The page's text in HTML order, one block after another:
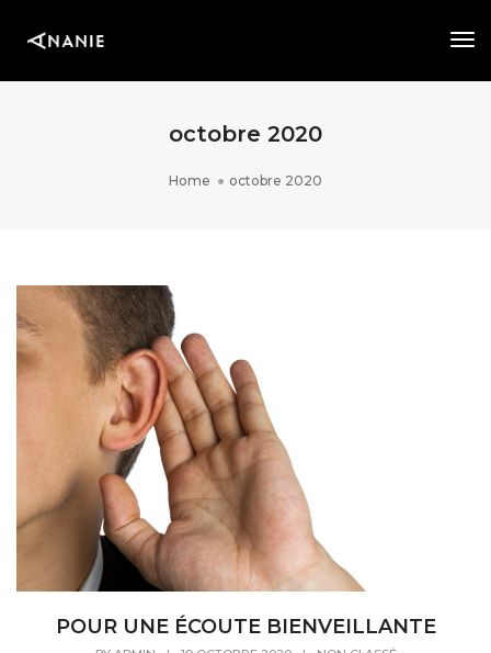
octobre 2020
Home octobre 2020
POUR UNE ÉCOUTE BIENVEILLANTE